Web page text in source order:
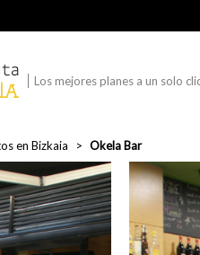
Los mejores planes a un solo
en Bizkaia Okela Bar